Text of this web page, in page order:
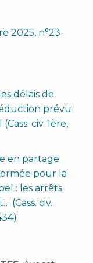
2025, n°23-
délais de
prévu
civ. 1ère,
en partage
pour la
: les arrêts
(Cass. civ.